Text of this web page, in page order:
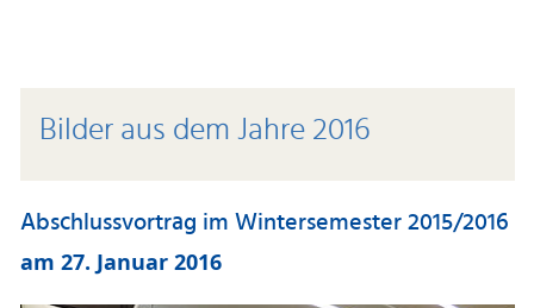
Bilder aus dem Jahre 2016
Abschlussvortrag im Wintersemester 2015/2016
am 27. Januar 2016